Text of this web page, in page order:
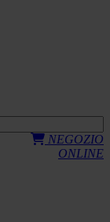
NEGOZIO
ONLINE